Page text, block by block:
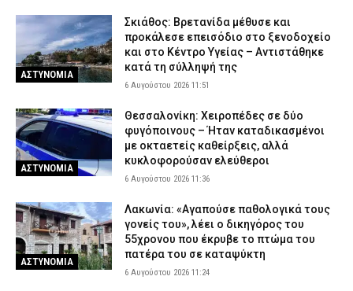
ΑΣΤΥΝΟΜΙΑ
Σκιάθος: Βρετανίδα μέθυσε και
προκάλεσε επεισόδιο στο ξενοδοχείο
και στο Κέντρο Υγείας – Αντιστάθηκε
κατά τη σύλληψή της
6 Αυγούστου 2026 11:51
ΑΣΤΥΝΟΜΙΑ
Θεσσαλονίκη: Χειροπέδες σε δύο
φυγόποινους – Ήταν καταδικασμένοι
με οκταετείς καθείρξεις, αλλά
κυκλοφορούσαν ελεύθεροι
6 Αυγούστου 2026 11:36
ΑΣΤΥΝΟΜΙΑ
Λακωνία: «Αγαπούσε παθολογικά τους
γονείς του», λέει ο δικηγόρος του
55χρονου που έκρυβε το πτώμα του
πατέρα του σε καταψύκτη
6 Αυγούστου 2026 11:24